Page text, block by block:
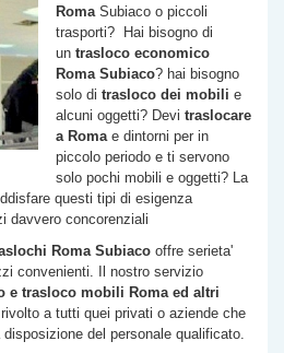
Roma Subiaco o piccoli
trasporti? Hai bisogno di
un trasloco economico
Roma Subiaco? hai bisogno
solo di trasloco dei mobili e
alcuni oggetti? Devi traslocare
a Romae dintorni per in
piccolo periodo e ti servono
solo pochi mobili e oggetti? La
questi tipi di esigenza
davvero concorenziali
Roma Subiaco offre serieta'
convenienti. Il nostro servizio
e trasloco mobili Roma ed altri
a tutti quei privati o aziende che
disposizione del personale qualificato.